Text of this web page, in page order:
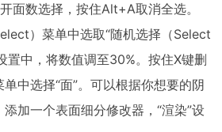
面数选择，按住Alt+A取消全选。
）菜单中选取“随机选择（Select
置中，将数值调至30%。按住X键删
中选择“面”。可以根据你想要的阴
加一个表面细分修改器，“渲染”设